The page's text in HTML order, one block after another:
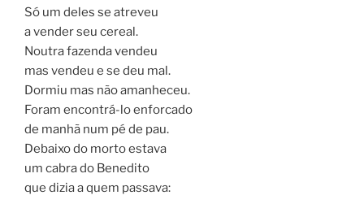
Só um deles se atreveu
a vender seu cereal.
Noutra fazenda vendeu
mas vendeu e se deu mal.
Dormiu mas não amanheceu.
Foram encontrá-lo enforcado
de manhã num pé de pau.
Debaixo do morto estava
um cabra do Benedito
que dizia a quem passava: